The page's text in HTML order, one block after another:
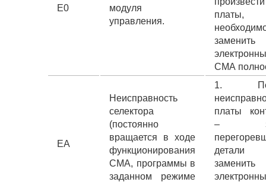
E0
модуля
управления.
заменить
СМА
EА
Неисправность
селектора
(постоянно
вращается в ходе
функционирования
СМА, программы в
заданном режиме
1.
платы
–
заменить